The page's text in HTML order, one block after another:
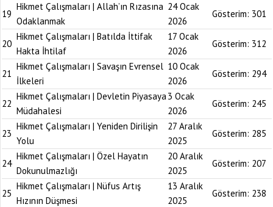
19
Hikmet Çalışmaları | Allah’ın Rızasına
Odaklanmak
24 Ocak
2026
Gösterim: 301
20
Hikmet Çalışmaları | Batılda İttifak
Hakta İhtilaf
17 Ocak
2026
Gösterim: 312
21
Hikmet Çalışmaları | Savaşın Evrensel
İlkeleri
10 Ocak
2026
Gösterim: 294
22
Hikmet Çalışmaları | Devletin Piyasaya
Müdahalesi
3 Ocak
2026
Gösterim: 245
23
Hikmet Çalışmaları | Yeniden Dirilişin
Yolu
27 Aralık
2025
Gösterim: 285
24
Hikmet Çalışmaları | Özel Hayatın
Dokunulmazlığı
20 Aralık
2025
Gösterim: 207
25
Hikmet Çalışmaları | Nüfus Artış
Hızının Düşmesi
13 Aralık
2025
Gösterim: 238